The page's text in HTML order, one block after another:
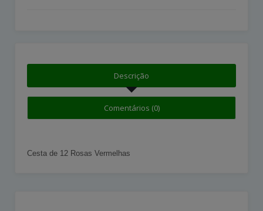
Descrição
Comentários (0)
Cesta de 12 Rosas Vermelhas